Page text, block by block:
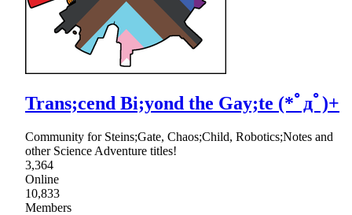
Trans;cend Bi;yond the Gay;te (*ﾟдﾟ)+
Community for Steins;Gate, Chaos;Child, Robotics;Notes and
other Science Adventure titles!
3,364
Online
10,833
Members